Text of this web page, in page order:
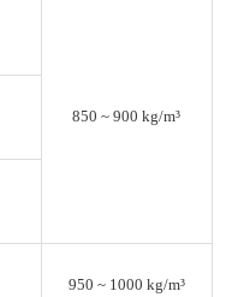
850 ~ 900 kg/m³
950 ~ 1000 kg/m³